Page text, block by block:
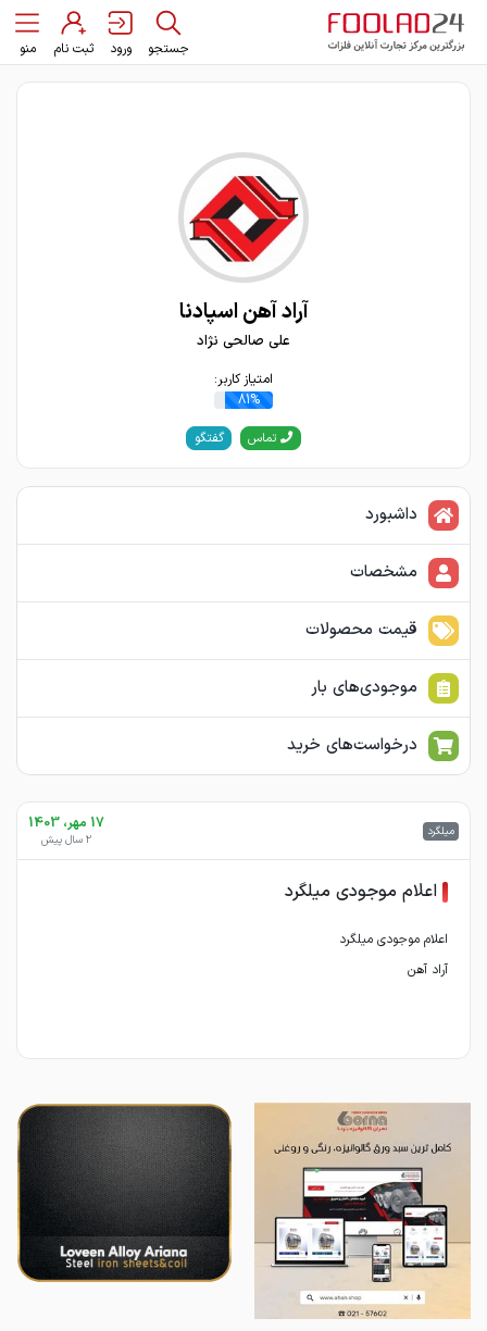
جستجو ورود ثبت نام منو
آراد آهن اسپادنا
علی صالحی نژاد
امتیاز کاربر:
81%
تماس گفتگو
داشبورد
مشخصات
قیمت محصولات
موجودی‌های بار
درخواست‌های خرید
میلگرد 17 مهر، 1403
2 سال پیش
اعلام موجودی میلگرد
آراد آهن